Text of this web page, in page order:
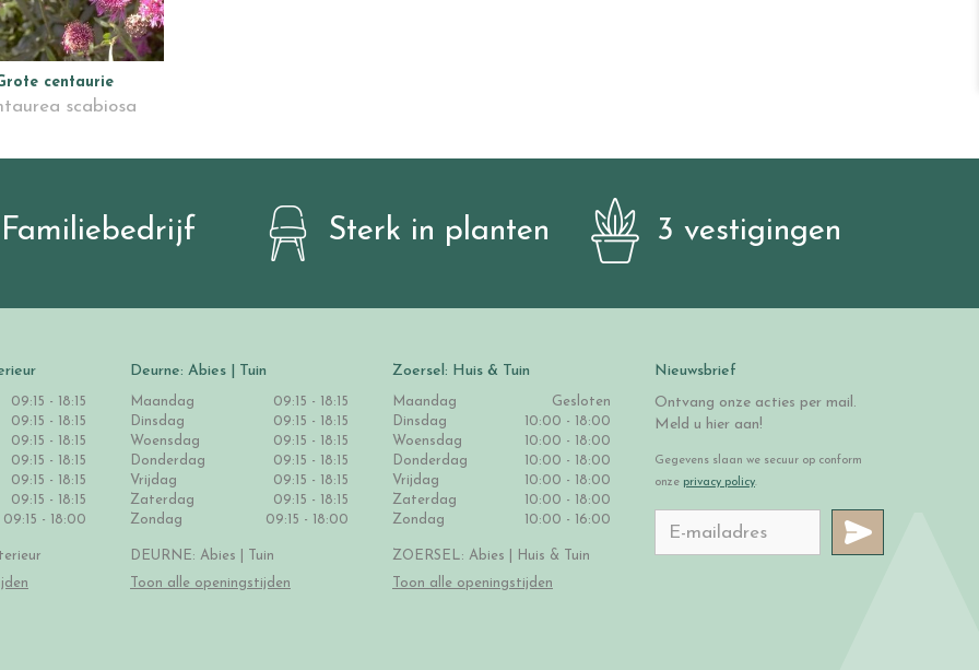
centaurie
scabiosa
Familiebedrijf Sterk in planten 3 vestigingen
09:15 - 18:15
09:15 - 18:15
09:15 - 18:15
09:15 - 18:15
09:15 - 18:15
09:15 - 18:15
09:15 - 18:00
Deurne: Abies | Tuin
Maandag
09:15 - 18:15
Dinsdag
09:15 - 18:15
Woensdag
09:15 - 18:15
Donderdag
09:15 - 18:15
Vrijdag
09:15 - 18:15
Zaterdag
09:15 - 18:15
Zondag
09:15 - 18:00
DEURNE: Abies | Tuin
Toon alle openingstijden
Zoersel: Huis & Tuin
Maandag
Gesloten
Dinsdag
10:00 - 18:00
Woensdag
10:00 - 18:00
Donderdag
10:00 - 18:00
Vrijdag
10:00 - 18:00
Zaterdag
10:00 - 18:00
Zondag
10:00 - 16:00
ZOERSEL: Abies | Huis & Tuin
Toon alle openingstijden
Nieuwsbrief
Ontvang onze acties per mail.
Meld u hier aan!
Gegevens slaan we secuur op conform
onze privacy policy.